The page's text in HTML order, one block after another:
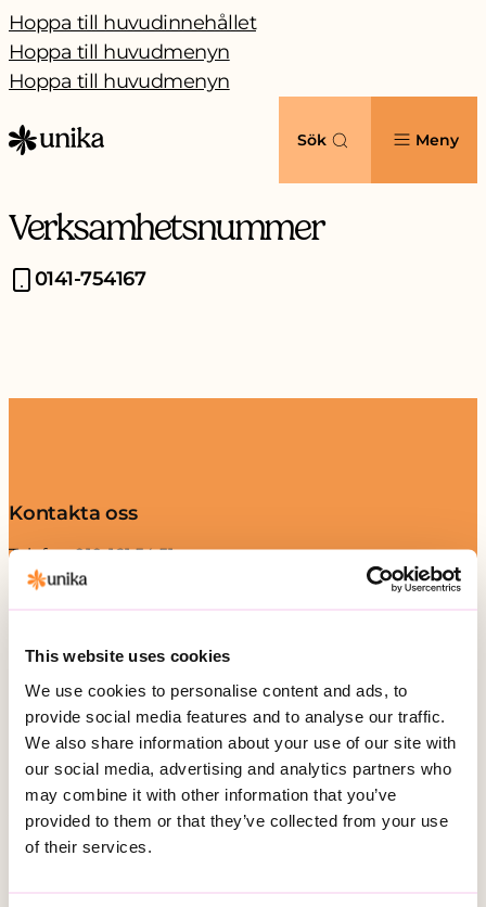
This website uses cookies
We use cookies to personalise content and ads, to
provide social media features and to analyse our traffic.
We also share information about your use of our site with
our social media, advertising and analytics partners who
may combine it with other information that you’ve
provided to them or that they’ve collected from your use
of their services.
Hoppa till huvudinnehållet
Hoppa till huvudmenyn
Hoppa till huvudmenyn
Sök Meny
Verksamhetsnummer
0141-754167
Kontakta oss
Telefon:010-161 54 51
Besöksadress:
113 31 Stockholm
Postadress:
Box 3020, 103 61 Stockholm
Vårt erbjudande
Gruppbostad